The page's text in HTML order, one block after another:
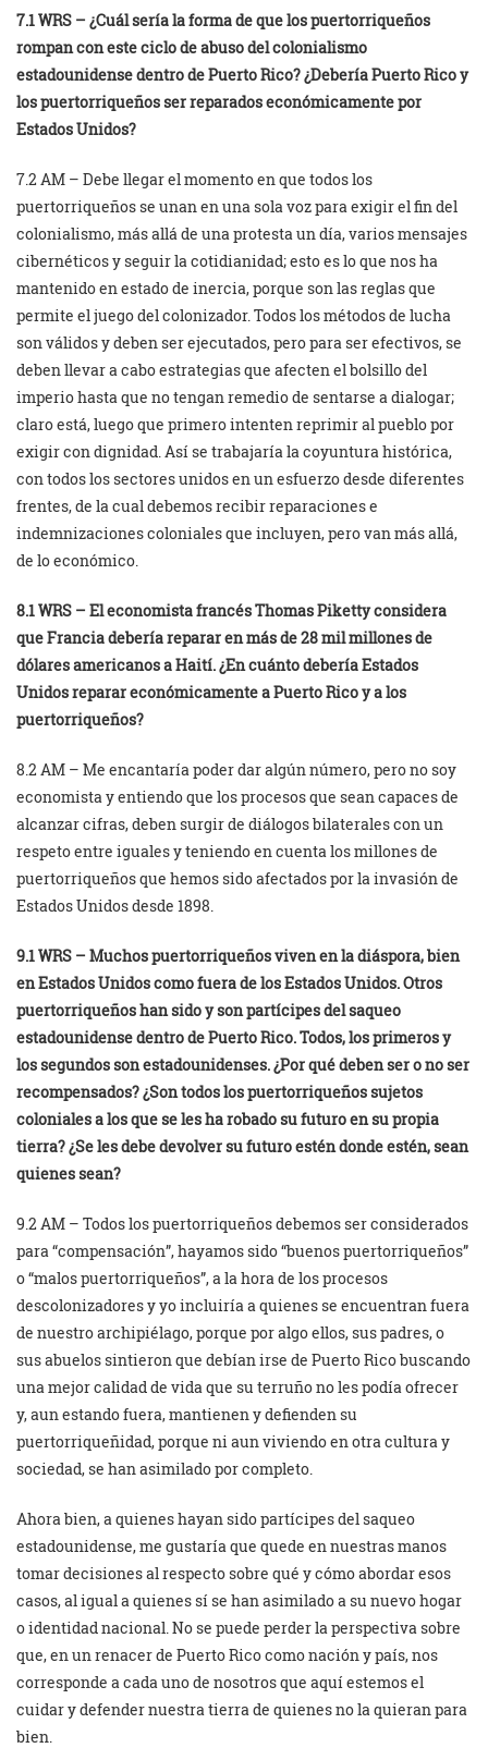
7.1 WRS – ¿Cuál sería la forma de que los puertorriqueños
rompan con este ciclo de abuso del colonialismo
estadounidense dentro de Puerto Rico? ¿Debería Puerto Rico y
los puertorriqueños ser reparados económicamente por
Estados Unidos?
7.2 AM – Debe llegar el momento en que todos los
puertorriqueños se unan en una sola voz para exigir el fin del
colonialismo, más allá de una protesta un día, varios mensajes
cibernéticos y seguir la cotidianidad; esto es lo que nos ha
mantenido en estado de inercia, porque son las reglas que
permite el juego del colonizador. Todos los métodos de lucha
son válidos y deben ser ejecutados, pero para ser efectivos, se
deben llevar a cabo estrategias que afecten el bolsillo del
imperio hasta que no tengan remedio de sentarse a dialogar;
claro está, luego que primero intenten reprimir al pueblo por
exigir con dignidad. Así se trabajaría la coyuntura histórica,
con todos los sectores unidos en un esfuerzo desde diferentes
frentes, de la cual debemos recibir reparaciones e
indemnizaciones coloniales que incluyen, pero van más allá,
de lo económico.
8.1 WRS – El economista francés Thomas Piketty considera
que Francia debería reparar en más de 28 mil millones de
dólares americanos a Haití. ¿En cuánto debería Estados
Unidos reparar económicamente a Puerto Rico y a los
puertorriqueños?
8.2 AM – Me encantaría poder dar algún número, pero no soy
economista y entiendo que los procesos que sean capaces de
alcanzar cifras, deben surgir de diálogos bilaterales con un
respeto entre iguales y teniendo en cuenta los millones de
puertorriqueños que hemos sido afectados por la invasión de
Estados Unidos desde 1898.
9.1 WRS – Muchos puertorriqueños viven en la diáspora, bien
en Estados Unidos como fuera de los Estados Unidos. Otros
puertorriqueños han sido y son partícipes del saqueo
estadounidense dentro de Puerto Rico. Todos, los primeros y
los segundos son estadounidenses. ¿Por qué deben ser o no ser
recompensados? ¿Son todos los puertorriqueños sujetos
coloniales a los que se les ha robado su futuro en su propia
tierra? ¿Se les debe devolver su futuro estén donde estén, sean
quienes sean?
9.2 AM – Todos los puertorriqueños debemos ser considerados
para “compensación”, hayamos sido “buenos puertorriqueños”
o “malos puertorriqueños”, a la hora de los procesos
descolonizadores y yo incluiría a quienes se encuentran fuera
de nuestro archipiélago, porque por algo ellos, sus padres, o
sus abuelos sintieron que debían irse de Puerto Rico buscando
una mejor calidad de vida que su terruño no les podía ofrecer
y, aun estando fuera, mantienen y defienden su
puertorriqueñidad, porque ni aun viviendo en otra cultura y
sociedad, se han asimilado por completo.
Ahora bien, a quienes hayan sido partícipes del saqueo
estadounidense, me gustaría que quede en nuestras manos
tomar decisiones al respecto sobre qué y cómo abordar esos
casos, al igual a quienes sí se han asimilado a su nuevo hogar
o identidad nacional. No se puede perder la perspectiva sobre
que, en un renacer de Puerto Rico como nación y país, nos
corresponde a cada uno de nosotros que aquí estemos el
cuidar y defender nuestra tierra de quienes no la quieran para
bien.